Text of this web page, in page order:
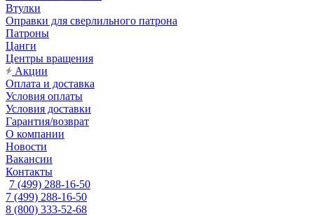
Втулки
Оправки для сверлильного патрона
Патроны
Цанги
Центры вращения
Акции
Оплата и доставка
Условия оплаты
Условия доставки
Гарантия/возврат
О компании
Новости
Вакансии
Контакты
7 (499) 288-16-50
7 (499) 288-16-50
8 (800) 333-52-68